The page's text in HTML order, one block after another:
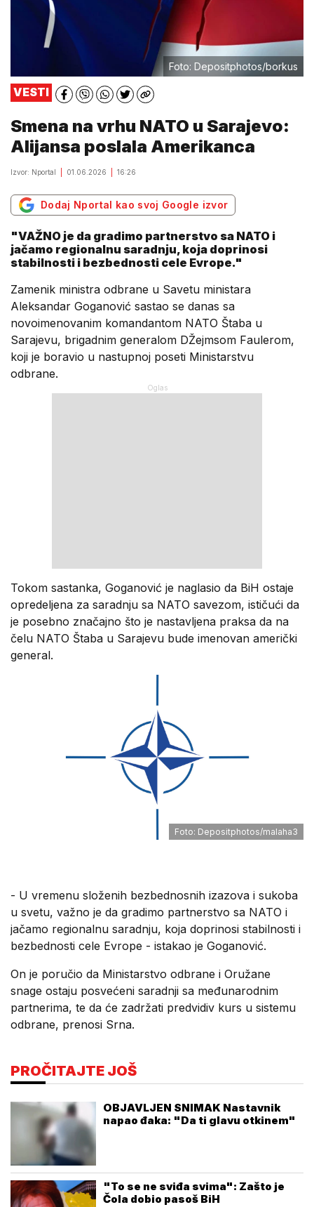
Foto: Depositphotos/borkus
VESTI
Smena na vrhu NATO u Sarajevo:
Alijansa poslala Amerikanca
Izvor: Nportal 01.06.2026 16:26
Dodaj Nportal kao svoj Google izvor
"VAŽNO je da gradimo partnerstvo sa NATO i
jačamo regionalnu saradnju, koja doprinosi
stabilnosti i bezbednosti cele Evrope."
Zamenik ministra odbrane u Savetu ministara
Aleksandar Goganović sastao se danas sa
novoimenovanim komandantom NATO Štaba u
Sarajevu, brigadnim generalom DŽejmsom Faulerom,
koji je boravio u nastupnoj poseti Ministarstvu
odbrane.
Tokom sastanka, Goganović je naglasio da BiH ostaje
opredeljena za saradnju sa NATO savezom, ističući da
je posebno značajno što je nastavljena praksa da na
čelu NATO Štaba u Sarajevu bude imenovan američki
general.
Foto: Depositphotos/malaha3
- U vremenu složenih bezbednosnih izazova i sukoba
u svetu, važno je da gradimo partnerstvo sa NATO i
jačamo regionalnu saradnju, koja doprinosi stabilnosti i
bezbednosti cele Evrope - istakao je Goganović.
On je poručio da Ministarstvo odbrane i Oružane
snage ostaju posvećeni saradnji sa međunarodnim
partnerima, te da će zadržati predvidiv kurs u sistemu
odbrane, prenosi Srna.
PROČITAJTE JOŠ
OBJAVLJEN SNIMAK Nastavnik
napao đaka: "Da ti glavu otkinem"
"To se ne sviđa svima": Zašto je
Čola dobio pasoš BiH